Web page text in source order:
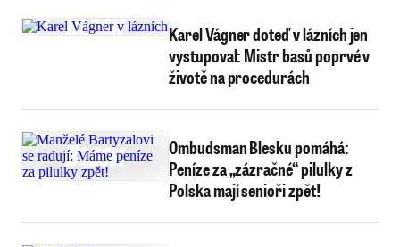
Karel Vágner doteď v lázních jen
vystupoval: Mistr basů poprvé v
životě na procedurách
Ombudsman Blesku pomáhá:
Peníze za „zázračné“ pilulky z
Polska mají senioři zpět!